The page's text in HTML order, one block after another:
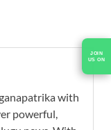
JOIN
US ON
with
powerful,